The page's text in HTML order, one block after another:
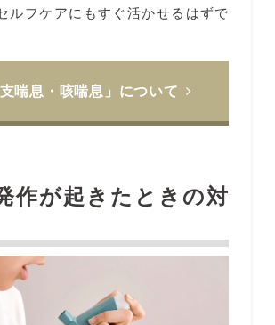
ルフケアにもすぐ活かせるはずで
支喘息・咳喘息」について
作が起きたときの対